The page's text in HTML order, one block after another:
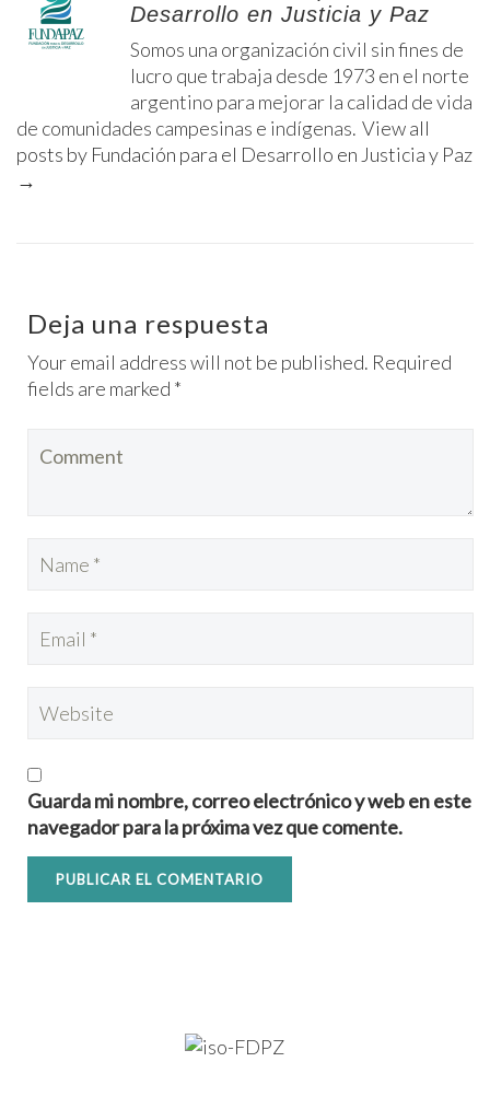
Desarrollo en Justicia y Paz
Somos una organización civil sin fines de
lucro que trabaja desde 1973 en el norte
argentino para mejorar la calidad de vida
de comunidades campesinas e indígenas. View all
posts by Fundación para el Desarrollo en Justicia y Paz
→
Deja una respuesta
Your email address will not be published. Required
fields are marked *
Guarda mi nombre, correo electrónico y web en este
navegador para la próxima vez que comente.